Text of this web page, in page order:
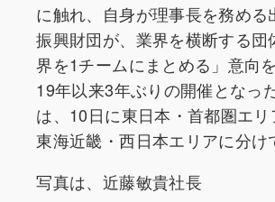
に触れ、自身が理事長を務める
振興財団が、業界を横断する団
界を1チームにまとめる」意向を
19年以来3年ぶりの開催となっ
は、10日に東日本・首都圏エ
東海近畿・西日本エリアに分け
写真は、近藤敏貴社長